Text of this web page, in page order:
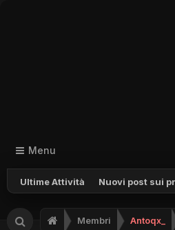
Menu
Ultime Attività Nuovi post sui
Membri Antoqx_